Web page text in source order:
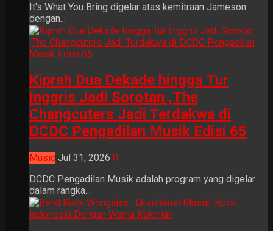
It's What You Bring digelar atas kemitraan Jameson
dengan...
Kiprah Dua Dekade hingga Tur
Inggris Jadi Sorotan ,The
Changcuters Jadi Terdakwa di
DCDC Pengadilan Musik Edisi 65
Music Jul 31, 2026 0
DCDC Pengadilan Musik adalah program yang digelar
dalam rangka...